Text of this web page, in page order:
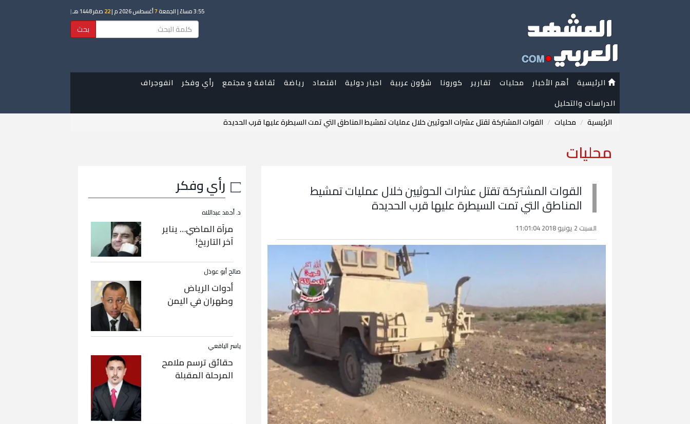
3:55 مساءً | الجمعة7أغسطس 2026 م | 22 صفر 1448 هـ |
بحث
الرئيسية أهم الأخبار محليات تقارير كورونا شؤون عربية اخبار دولية اقتصاد رياضة ثقافة و مجتمع رأي وفكر
انفوجراف
الدراسات والتحليل
الرئيسية
محليات القوات المشتركة تقتل عشرات الحوثيين خلال عمليات تمشيط المناطق التي تمت السيطرة عليها قرب الحديدة
محليات
القوات المشتركة تقتل عشرات الحوثيين خلال عمليات تمشيط
المناطق التي تمت السيطرة عليها قرب الحديدة
السبت 2 يونيو 2018 11:01:04
رأي وفكر
د. أحمد عبداللاه
مرآة الماضي… يناير
آخر التاريخ!
صالح أبو عوذل
أدوات الرياض
وطهران في اليمن
ياسر اليافعي
حقائق ترسم ملامح
المرحلة المقبلة